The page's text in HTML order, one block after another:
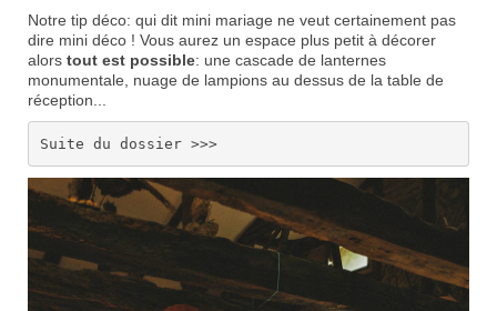
Notre tip déco: qui dit mini mariage ne veut certainement pas
dire mini déco ! Vous aurez un espace plus petit à décorer
alors tout est possible: une cascade de lanternes
monumentale, nuage de lampions au dessus de la table de
réception...
Suite du dossier >>>